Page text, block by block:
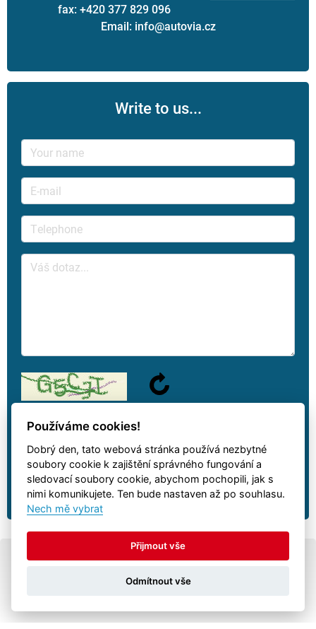
fax: +420 377 829 096
Email: info@autovia.cz
Write to us...
We will answer your question as soon as possible.
© All rights reservedAutovia.cz-trailers
Používáme cookies!
Dobrý den, tato webová stránka používá nezbytné
soubory cookie k zajištění správného fungování a
sledovací soubory cookie, abychom pochopili, jak s
nimi komunikujete. Ten bude nastaven až po souhlasu.
Nech mě vybrat
Přijmout vše
Odmítnout vše